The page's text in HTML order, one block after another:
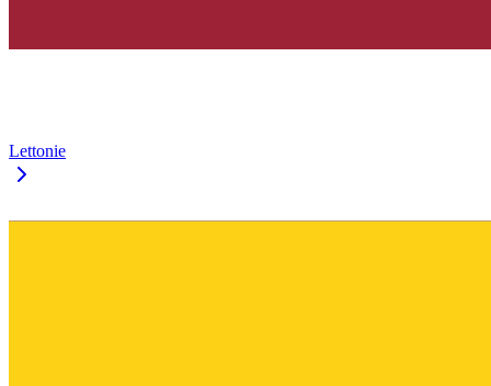
Lettonie